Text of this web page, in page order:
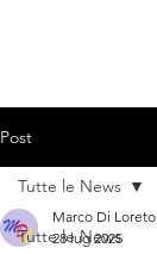
Post
Tutte le News
Tutte le News
Marco Di Loreto
28 lug 2025